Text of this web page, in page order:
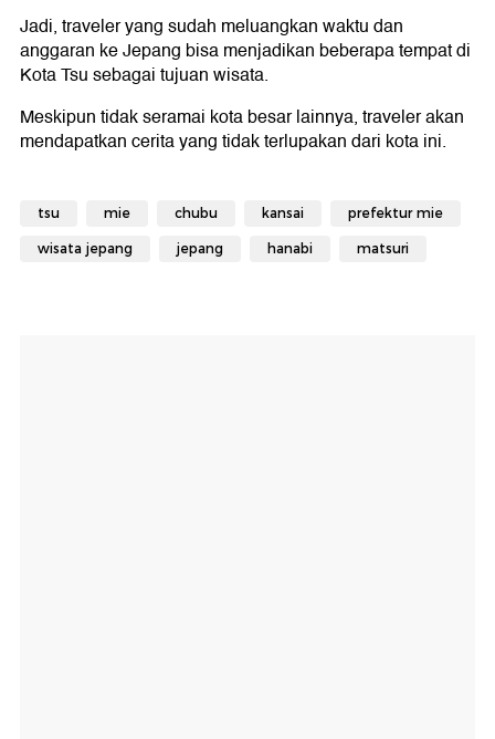
Jadi, traveler yang sudah meluangkan waktu dan
anggaran ke Jepang bisa menjadikan beberapa tempat di
Kota Tsu sebagai tujuan wisata.
Meskipun tidak seramai kota besar lainnya, traveler akan
mendapatkan cerita yang tidak terlupakan dari kota ini.
tsu mie chubu kansai prefektur mie
wisata jepang jepang hanabi matsuri